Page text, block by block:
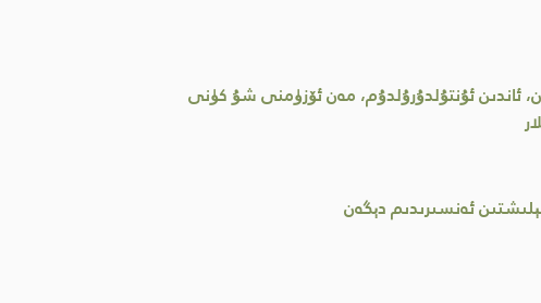
ئاندىن ئۇنتۇلدۇرۇلدۇم، مەن ئۆزۈمنى شۇ كۈنى
ئەنسىرىدىم دېگەن